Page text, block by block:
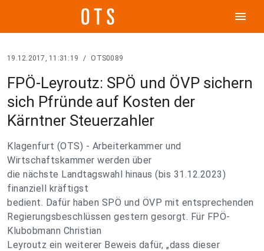
menu
19.12.2017, 11:31:19 / OTS0089
FPÖ-Leyroutz: SPÖ und ÖVP sichern
sich Pfründe auf Kosten der
Kärntner Steuerzahler
Klagenfurt (OTS) - Arbeiterkammer und
Wirtschaftskammer werden über
die nächste Landtagswahl hinaus (bis 31.12.2023)
finanziell kräftigst
bedient. Dafür haben SPÖ und ÖVP mit entsprechenden
Regierungsbeschlüssen gestern gesorgt. Für FPÖ-
Klubobmann Christian
Leyroutz ein weiterer Beweis dafür, „dass dieser